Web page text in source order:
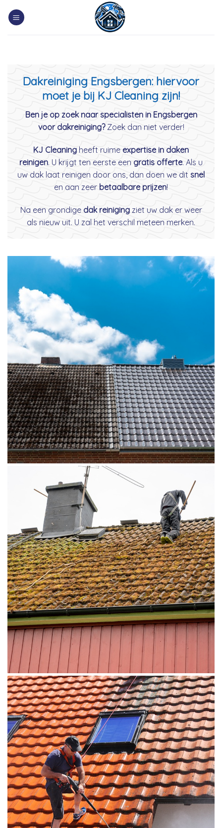
Dakreiniging Engsbergen: hiervoor
moet je bij KJ Cleaning zijn!
Ben je op zoek naar specialisten in Engsbergen
voor dakreiniging?Zoek dan niet verder!
KJ Cleaning heeft ruime expertise in daken
reinigen. U krijgt ten eerste een gratis offerte. Als u
uw dak laat reinigen door ons, dan doen we dit snel
en aan zeer betaalbare prijzen!
Na een grondige dak reinigingziet uw dak er weer
als nieuw uit. U zal het verschil meteen merken.